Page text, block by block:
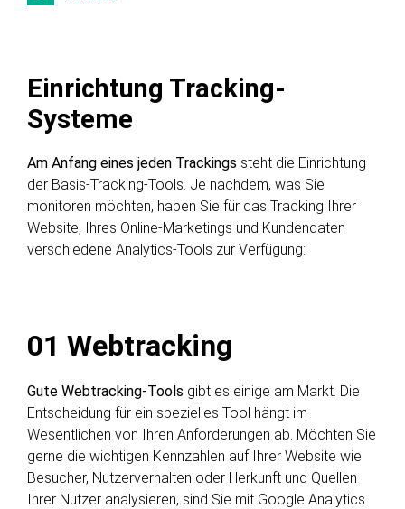
Einrichtung Tracking-
Systeme
Am Anfang eines jeden Trackings steht die Einrichtung
der Basis-Tracking-Tools. Je nachdem, was Sie
monitoren möchten, haben Sie für das Tracking Ihrer
Website, Ihres Online-Marketings und Kundendaten
verschiedene Analytics-Tools zur Verfügung:
01 Webtracking
Gute Webtracking-Tools gibt es einige am Markt. Die
Entscheidung für ein spezielles Tool hängt im
Wesentlichen von Ihren Anforderungen ab. Möchten Sie
gerne die wichtigen Kennzahlen auf Ihrer Website wie
Besucher, Nutzerverhalten oder Herkunft und Quellen
Ihrer Nutzer analysieren, sind Sie mit Google Analytics